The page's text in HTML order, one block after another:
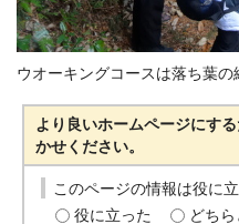
ウオーキングコースは落ち葉の
より良いホームページにす
かせください。
このページの情報は役に
役に立った
どち